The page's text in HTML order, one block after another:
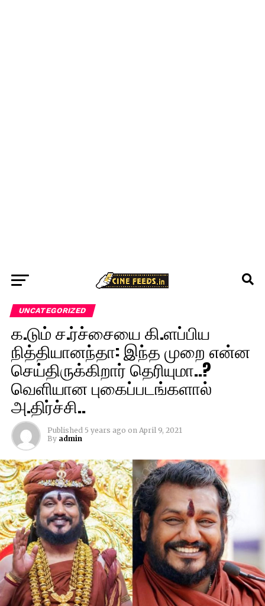
UNCATEGORIZED
க.டும் ச.ர்ச்சையை கி.ளப்பிய
நித்தியானந்தா: இந்த முறை என்ன
செய்திருக்கிறார் தெரியுமா..?
வெளியான புகைப்படங்களால்
அ.திர்ச்சி..
Published 5 years ago on April 9, 2021
By admin